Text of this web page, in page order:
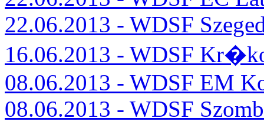
22.06.2013 - WDSF
16.06.2013 - WDSF
08.06.2013 - WDSF EM
08.06.2013 - WDSF